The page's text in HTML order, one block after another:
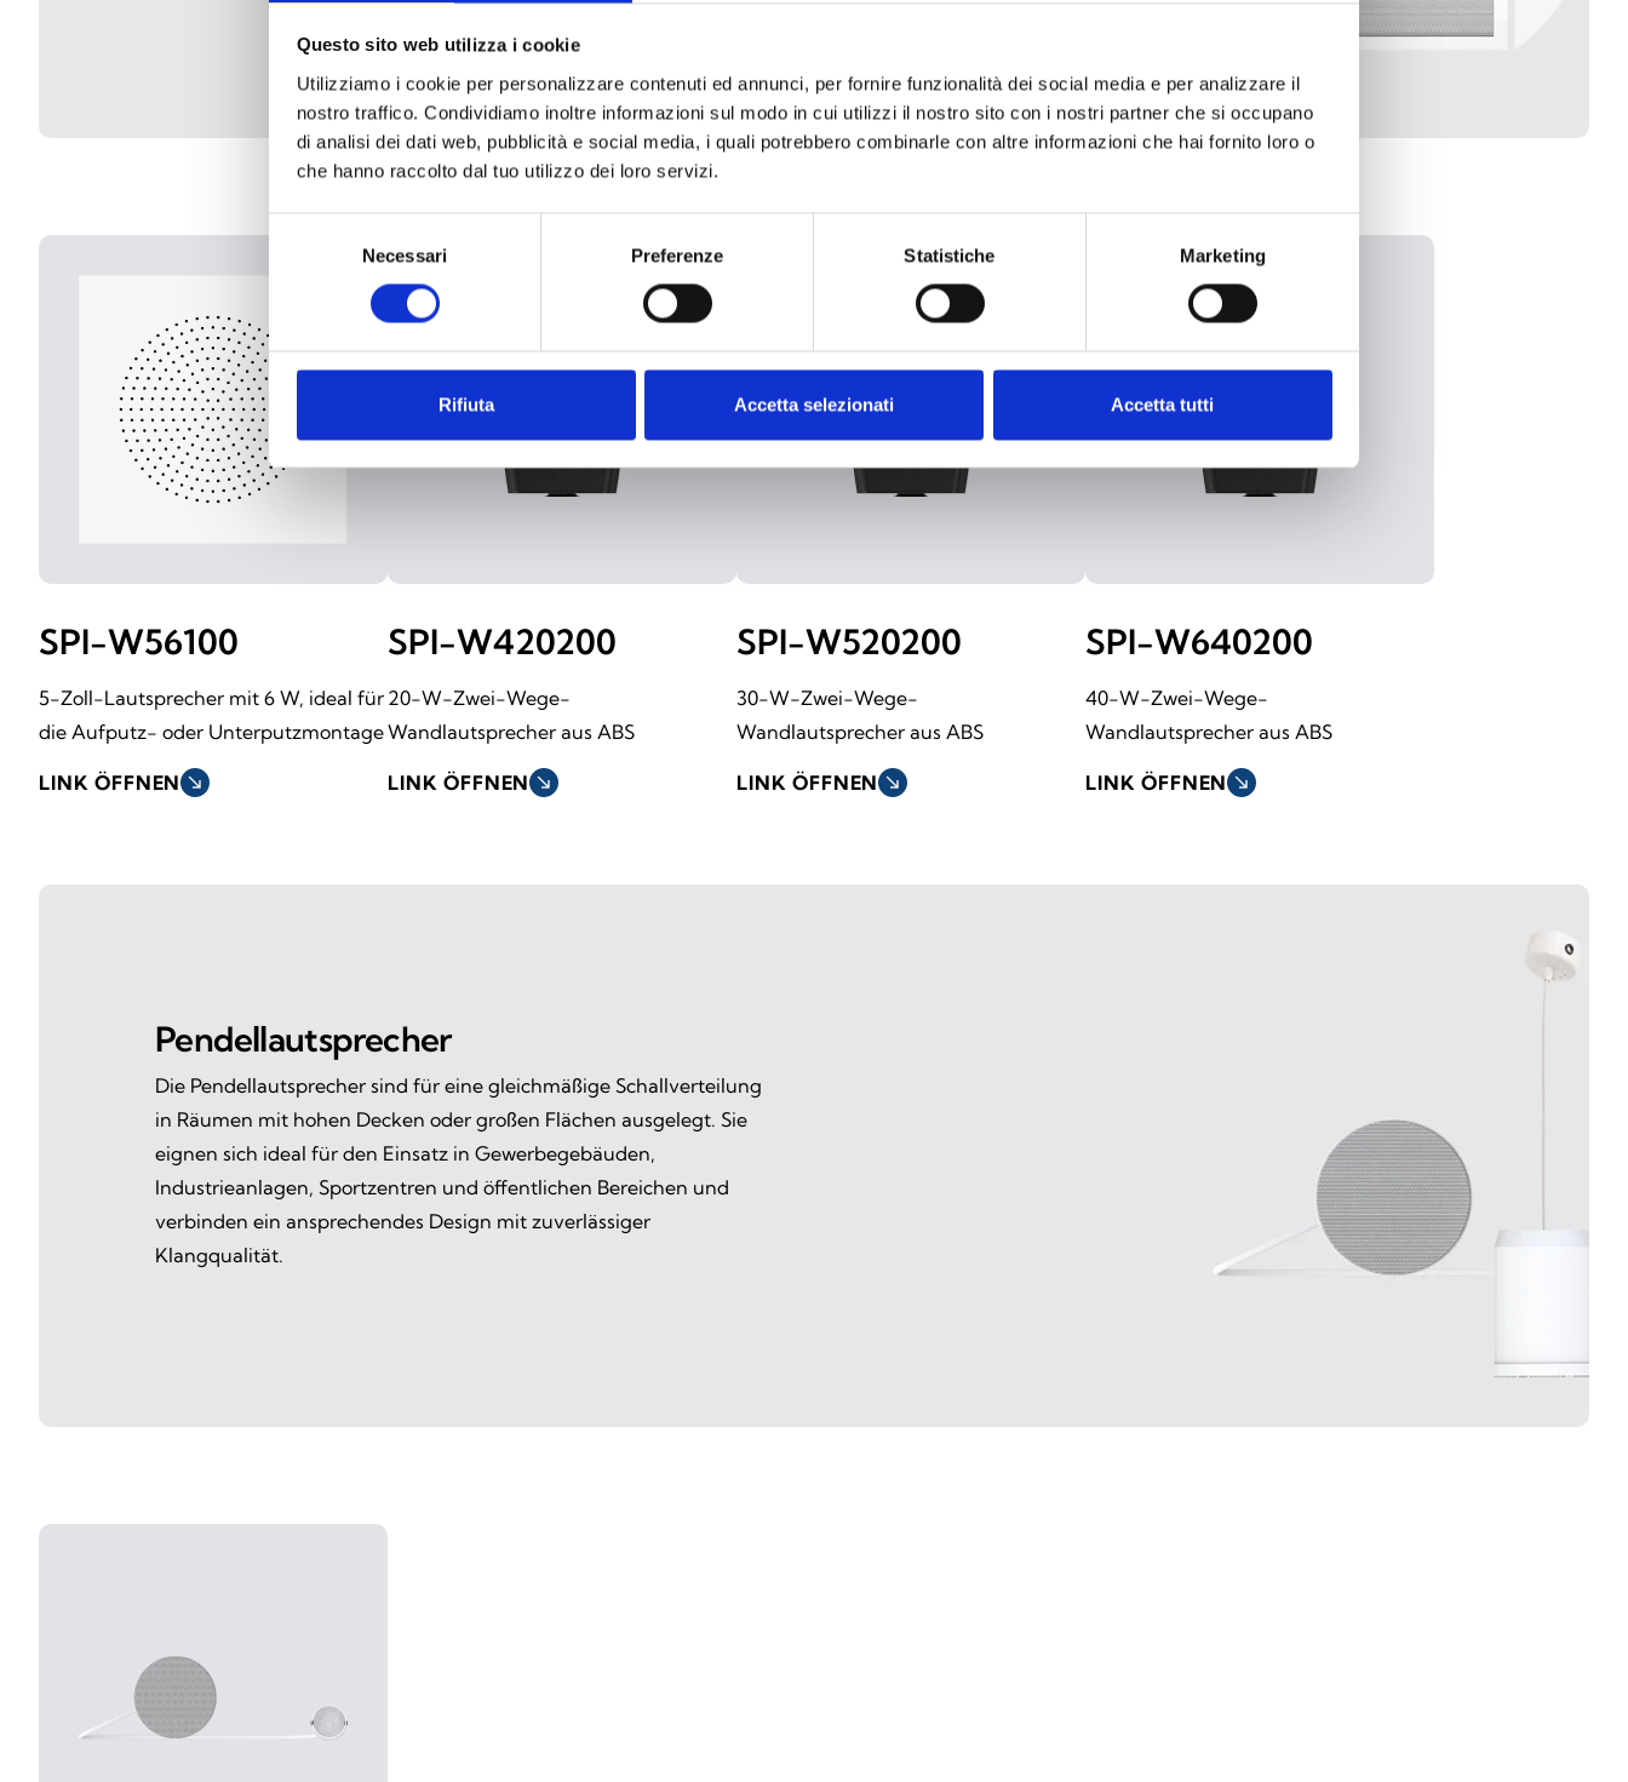
Questo sito web utilizza i cookie
Utilizziamo i cookie per personalizzare contenuti ed annunci, per fornire funzionalità dei social media e per analizzare il
nostro traffico. Condividiamo inoltre informazioni sul modo in cui utilizzi il nostro sito con i nostri partner che si occupano
di analisi dei dati web, pubblicità e social media, i quali potrebbero combinarle con altre informazioni che hai fornito loro o
che hanno raccolto dal tuo utilizzo dei loro servizi.
Necessari Preferenze Statistiche Marketing
Rifiuta Accetta selezionati Accetta tutti
SPI-W56100
5-Zoll-Lautsprecher mit 6 W, ideal für
die Aufputz- oder Unterputzmontage
LINK ÖFFNEN south_east
SPI-W420200
20-W-Zwei-Wege-
Wandlautsprecher aus ABS
LINK ÖFFNEN south_east
SPI-W520200
30-W-Zwei-Wege-
Wandlautsprecher aus ABS
LINK ÖFFNEN south_east
SPI-W640200
40-W-Zwei-Wege-
Wandlautsprecher aus ABS
LINK ÖFFNEN south_east
Pendellautsprecher
Die Pendellautsprecher sind für eine gleichmäßige Schallverteilung
in Räumen mit hohen Decken oder großen Flächen ausgelegt. Sie
eignen sich ideal für den Einsatz in Gewerbegebäuden,
Industrieanlagen, Sportzentren und öffentlichen Bereichen und
verbinden ein ansprechendes Design mit zuverlässiger
Klangqualität.